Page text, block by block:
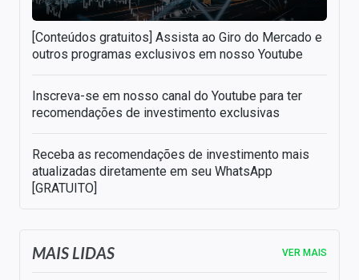
[Conteúdos gratuitos] Assista ao Giro do Mercado e
outros programas exclusivos em nosso Youtube
Inscreva-se em nosso canal do Youtube para ter
recomendações de investimento exclusivas
Receba as recomendações de investimento mais
atualizadas diretamente em seu WhatsApp
[GRATUITO]
MAIS LIDAS VER MAIS